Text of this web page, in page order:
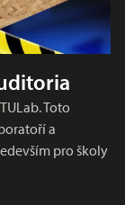
Toto
a
pro školy